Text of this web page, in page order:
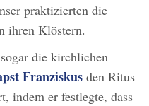
praktizierten die
ihren Klöstern.
die kirchlichen
Franziskus den Ritus
indem er festlegte, dass